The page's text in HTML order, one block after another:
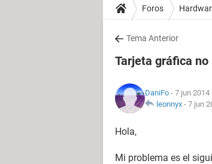
Foros
Tema Anterior
Tarjeta gráfica no
DaniFo - 7 jun 2014
leonnyx - 7 jun
Hola,
Mi problema es el